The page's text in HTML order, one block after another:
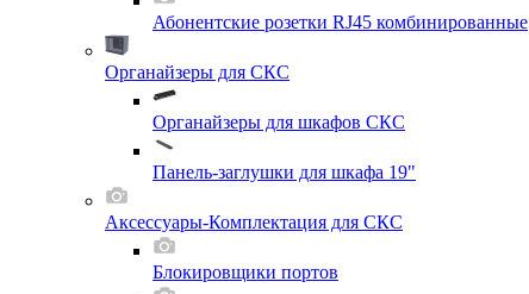
Абонентские розетки RJ45 комбинированные
Органайзеры для СКС
Органайзеры для шкафов СКС
Панель-заглушки для шкафа 19"
Аксессуары-Комплектация для СКС
Блокировщики портов